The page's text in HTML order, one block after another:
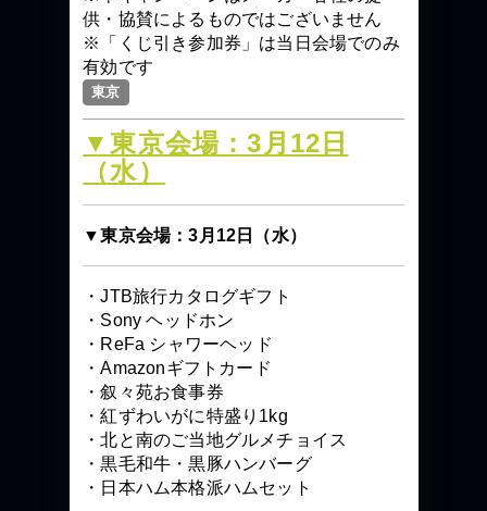
供・協賛によるものではございません
※「くじ引き参加券」は当日会場でのみ
有効です
東京
▼東京会場：3月12日
（水）
▼東京会場：3月12日（水）
・JTB旅行カタログギフト
・Sony ヘッドホン
・ReFa シャワーヘッド
・Amazonギフトカード
・叙々苑お食事券
・紅ずわいがに特盛り1kg
・北と南のご当地グルメチョイス
・黒毛和牛・黒豚ハンバーグ
・日本ハム本格派ハムセット